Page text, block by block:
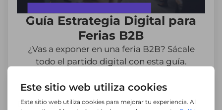
Guía Estrategia Digital para
Ferias B2B
¿Vas a exponer en una feria B2B? Sácale
todo el partido digital con esta guía.
Descargar guía